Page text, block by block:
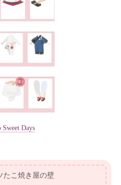
Sweet Days
たこ焼き屋の壁